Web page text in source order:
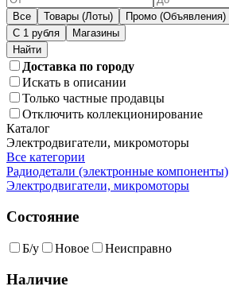
Все Товары (Лоты) Промо (Объявления)
С 1 рубля
Магазины
Доставка по городу
Искать в описании
Только частные продавцы
Отключить коллекционирование
Каталог
Электродвигатели, микромоторы
Все категории
Радиодетали (электронные компоненты)
Электродвигатели, микромоторы
Состояние
Б/у Новое Неисправно
Наличие